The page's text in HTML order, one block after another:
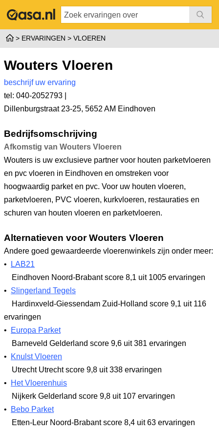
ERVARINGEN VLOEREN
Wouters Vloeren
beschrijf uw ervaring
tel: 040-2052793 |
Dillenburgstraat 23-25, 5652 AM Eindhoven
Bedrijfsomschrijving
Afkomstig van Wouters Vloeren
Wouters is uw exclusieve partner voor houten parketvloeren
en pvc vloeren in Eindhoven en omstreken voor
hoogwaardig parket en pvc. Voor uw houten vloeren,
parketvloeren, PVC vloeren, kurkvloeren, restauraties en
schuren van houten vloeren en parketvloeren.
Alternatieven voor Wouters Vloeren
Andere goed gewaardeerde vloerenwinkels zijn onder meer:
•
LAB21
Eindhoven Noord-Brabantscore 8,1 uit 1005 ervaringen
• Slingerland Tegels
Hardinxveld-Giessendam Zuid-Holland score 9,1 uit 116
ervaringen
•
Europa Parket
Barneveld Gelderland score 9,6 uit 381 ervaringen
•
Knulst Vloeren
Utrecht Utrechtscore 9,8 uit 338 ervaringen
•
Het Vloerenhuis
Nijkerk Gelderland score 9,8 uit 107 ervaringen
•
Bebo Parket
Etten-Leur Noord-Brabantscore 8,4 uit 63 ervaringen